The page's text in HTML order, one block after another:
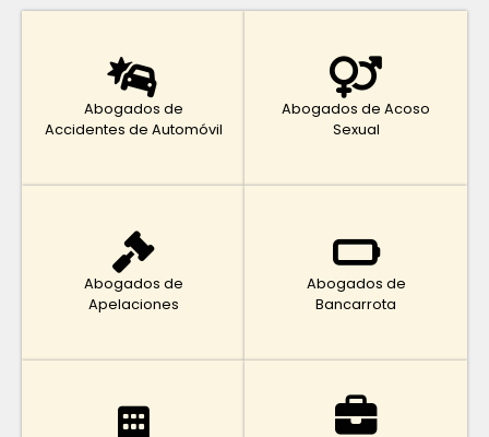
Abogados de
Accidentes de Automóvil
Abogados de Acoso
Sexual
Abogados de
Apelaciones
Abogados de
Bancarrota